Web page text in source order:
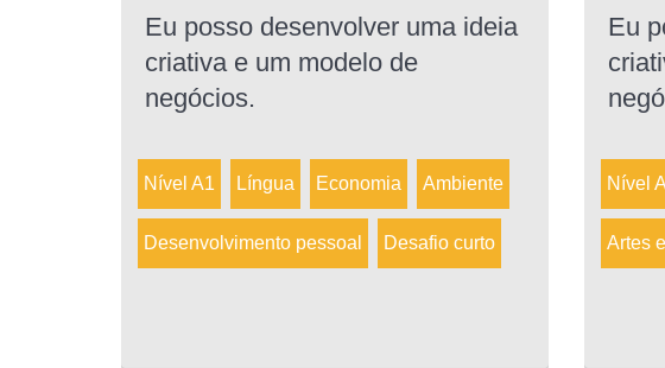
Eu posso desenvolver uma ideia
criativa e um modelo de
negócios.
Nível A1 Língua Economia Ambiente
Desenvolvimento pessoal Desafio curto
Eu
Nível
Artes